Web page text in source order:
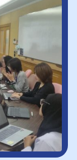
ะฝ่าย
ต
ศักยภาพ
คลากร